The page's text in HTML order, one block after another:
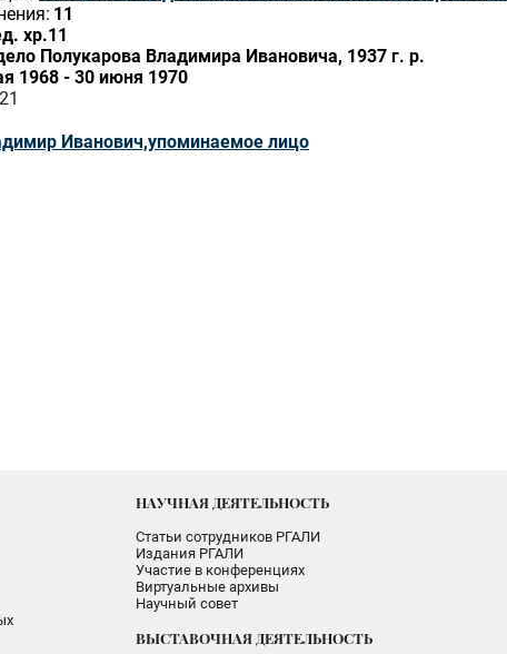
11
хр.11
Полукарова Владимира Ивановича, 1937 г. р.
1968 - 30 июня 1970
21
Иванович,упоминаемое лицо
НАУЧНАЯ ДЕЯТЕЛЬНОСТЬ
Статьи сотрудников РГАЛИ
Издания РГАЛИ
Участие в конференциях
Виртуальные архивы
Научный совет
ВЫСТАВОЧНАЯ ДЕЯТЕЛЬНОСТЬ